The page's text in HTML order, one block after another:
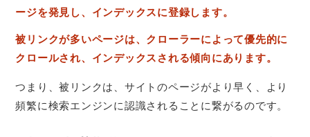
ージを発見し、インデックスに登録します。
被リンクが多いページは、クローラーによって優先的に
クロールされ、インデックスされる傾向にあります。
つまり、被リンクは、サイトのページがより早く、より
頻繁に検索エンジンに認識されることに繋がるのです。